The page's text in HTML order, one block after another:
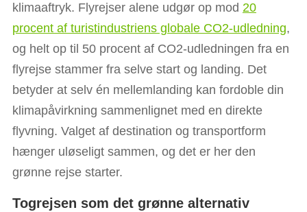
klimaaftryk. Flyrejser alene udgør op mod 20
procent af turistindustriens globale CO2-udledning,
og helt op til 50 procent af CO2-udledningen fra en
flyrejse stammer fra selve start og landing. Det
betyder at selv én mellemlanding kan fordoble din
klimapåvirkning sammenlignet med en direkte
flyvning. Valget af destination og transportform
hænger uløseligt sammen, og det er her den
grønne rejse starter.
Togrejsen som det grønne alternativ